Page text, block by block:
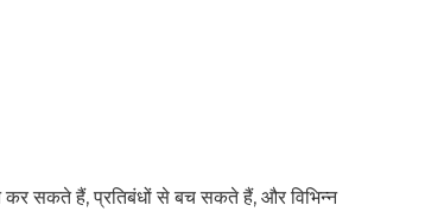
सकते हैं, प्रतिबंधों से बच सकते हैं, और विभिन्न